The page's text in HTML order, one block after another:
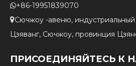
+86-19951839070
Сючжоу -авеню,
Цзяванг, Сючжоу, провинция
ПРИСОЕДИНЯЙТЕСЬ К